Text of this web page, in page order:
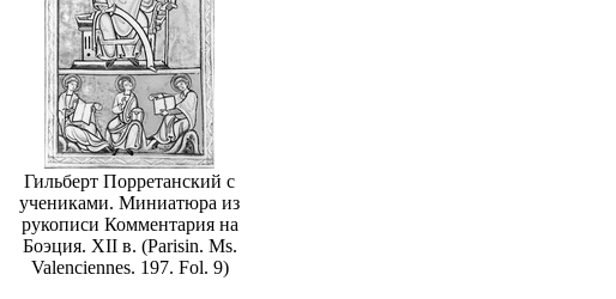
Гильберт Порретанский с
учениками. Миниатюра из
рукописи Комментария на
Боэция. XII в. (Parisin. Ms.
Valenciennes. 197. Fol. 9)